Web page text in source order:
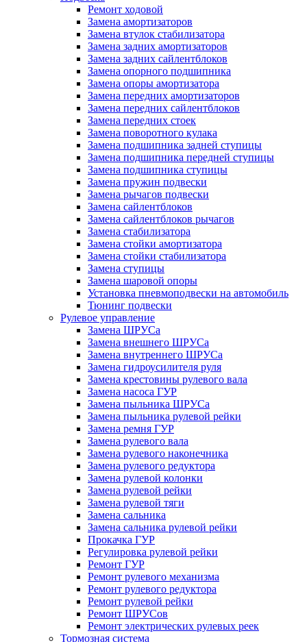
Ремонт ходовой
Замена амортизаторов
Замена втулок стабилизатора
Замена задних амортизаторов
Замена задних сайлентблоков
Замена опорного подшипника
Замена опоры амортизатора
Замена передних амортизаторов
Замена передних сайлентблоков
Замена передних стоек
Замена поворотного кулака
Замена подшипника задней ступицы
Замена подшипника передней ступицы
Замена подшипника ступицы
Замена пружин подвески
Замена рычагов подвески
Замена сайлентблоков
Замена сайлентблоков рычагов
Замена стабилизатора
Замена стойки амортизатора
Замена стойки стабилизатора
Замена ступицы
Замена шаровой опоры
Установка пневмоподвески на автомобиль
Тюнинг подвески
Рулевое управление
Замена ШРУСа
Замена внешнего ШРУСа
Замена внутреннего ШРУСа
Замена гидроусилителя руля
Замена крестовины рулевого вала
Замена насоса ГУР
Замена пыльника ШРУСа
Замена пыльника рулевой рейки
Замена ремня ГУР
Замена рулевого вала
Замена рулевого наконечника
Замена рулевого редуктора
Замена рулевой колонки
Замена рулевой рейки
Замена рулевой тяги
Замена сальника
Замена сальника рулевой рейки
Прокачка ГУР
Регулировка рулевой рейки
Ремонт ГУР
Ремонт рулевого механизма
Ремонт рулевого редуктора
Ремонт рулевой рейки
Ремонт ШРУСов
Ремонт электрических рулевых реек
Тормозная система